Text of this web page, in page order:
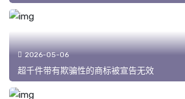
2026-05-06
超千件带有欺骗性的商标被宣告无效